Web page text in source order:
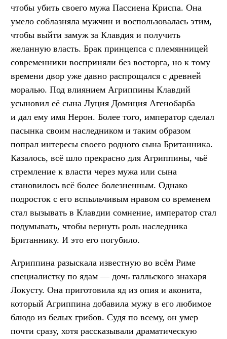
чтобы убить своего мужа Пассиена Криспа. Она
умело соблазняла мужчин и воспользовалась этим,
чтобы выйти замуж за Клавдия и получить
желанную власть. Брак принцепса с племянницей
современники восприняли без восторга, но к тому
времени двор уже давно распрощался с древней
моралью. Под влиянием Агриппины Клавдий
усыновил её сына Луция Домиция Агенобарба
и дал ему имя Нерон. Более того, император сделал
пасынка своим наследником и таким образом
попрал интересы своего родного сына Британника.
Казалось, всё шло прекрасно для Агриппины, чьё
стремление к власти через мужа или сына
становилось всё более болезненным. Однако
подросток с его вспыльчивым нравом со временем
стал вызывать в Клавдии сомнение, император стал
подумывать, чтобы вернуть роль наследника
Британнику. И это его погубило.
Агриппина разыскала известную во всём Риме
специалистку по ядам — дочь галльского знахаря
Локусту. Она приготовила яд из опия и аконита,
который Агриппина добавила мужу в его любимое
блюдо из белых грибов. Судя по всему, он умер
почти сразу, хотя рассказывали драматическую